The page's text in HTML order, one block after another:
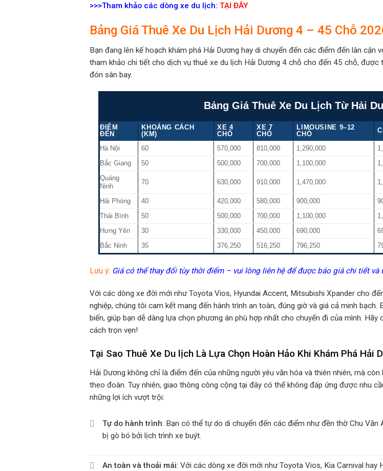
>>>Tham khảo các dòng xe du lịch: TẠI ĐÂY
Bảng Giá Thuê Xe Du Lịch Hải Dương 4 – 45 Chỗ
Bạn đang lên kế hoạch khám phá Hải Dương hay di chuyển đến các điểm đến lân cận
tham khảo chi tiết cho dịch vụ thuê xe du lịch Hải Dương 4 chỗ cho đến 45 chỗ,
đón sân bay.
Bảng Giá Thuê Xe Du Lịch Từ Hải
ĐIỂM
ĐẾN
KHOẢNG CÁCH
(KM)
XE 4
CHỖ
XE 7
CHỖ
LIMOUSINE 9–12
CHỖ
Hà Nội
60 570,000 810,000 1,290,000
Bắc Giang 50 500,000 700,000 1,100,000
Quảng
Ninh
70 630,000 910,000 1,470,000
Hải Phòng 40 420,000 580,000 900,000
Thái Bình 50 500,000 700,000 1,100,000
Hưng Yên 30 330,000 450,000 690,000
Bắc Ninh 35 376,250 516,250 796,250
Lưu ý: Giá có thể thay đổi tùy thời điểm – vui lòng liên hệ để được báo giá chi tiết và
Với các dòng xe đời mới như Toyota Vios, Hyundai Accent, Mitsubishi Xpander cho
nghiệp, chúng tôi cam kết mang đến hành trình an toàn, đúng giờ và giá cả minh
biến, giúp bạn dễ dàng lựa chọn phương án phù hợp nhất cho chuyến đi của mình.
cách trọn vẹn!
Tại Sao Thuê Xe Du lịch Là Lựa Chọn Hoàn Hảo Khi Khám Phá Hải
Hải Dương không chỉ là điểm đến của những người yêu văn hóa và thiên nhiên, mà
theo đoàn. Tuy nhiên, giao thông công cộng tại đây có thể không đáp ứng được nhu
những lợi ích vượt trội:
Tự do hành trình: Bạn có thể tự do di chuyển đến các điểm như đền thờ Chu Văn
bị gò bó bởi lịch trình xe buýt.
An toàn và thoải mái: Với các dòng xe đời mới như Toyota Vios, Kia Carnival hay